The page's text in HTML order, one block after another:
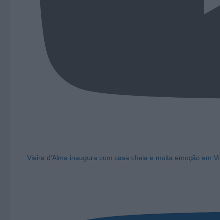
Vieira d'Alma inaugura com casa cheia e muita emoção em